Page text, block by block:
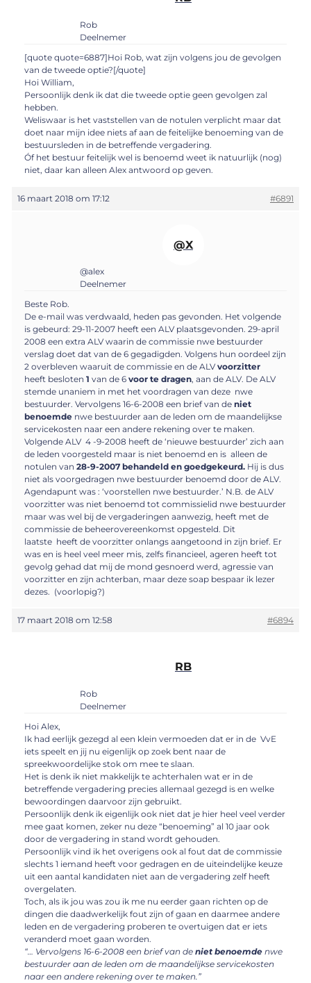
Rob
Deelnemer
[quote quote=6887]Hoi Rob, wat zijn volgens jou de gevolgen
van de tweede optie?[/quote]
Hoi William,
Persoonlijk denk ik dat die tweede optie geen gevolgen zal
hebben.
Weliswaar is het vaststellen van de notulen verplicht maar dat
doet naar mijn idee niets af aan de feitelijke benoeming van de
bestuursleden in de betreffende vergadering.
Óf het bestuur feitelijk wel is benoemd weet ik natuurlijk (nog)
niet, daar kan alleen Alex antwoord op geven.
16 maart 2018 om 17:12 #6891
@X
@alex
Deelnemer
Beste Rob.
De e-mail was verdwaald, heden pas gevonden. Het volgende
is gebeurd: 29-11-2007 heeft een ALV plaatsgevonden. 29-april
2008 een extra ALV waarin de commissie nwe bestuurder
verslag doet dat van de 6 gegadigden. Volgens hun oordeel zijn
2 overbleven waaruit de commissie en de ALV voorzitter
heeft besloten 1 van de 6 voor te dragen, aan de ALV. De ALV
stemde unaniem in met het voordragen van deze nwe
bestuurder. Vervolgens 16-6-2008 een brief van de niet
benoemde nwe bestuurder aan de leden om de maandelijkse
servicekosten naar een andere rekening over te maken.
Volgende ALV 4 -9-2008 heeft de ‘nieuwe bestuurder’ zich aan
de leden voorgesteld maar is niet benoemd en is alleen de
notulen van 28-9-2007 behandeld en goedgekeurd. Hij is dus
niet als voorgedragen nwe bestuurder benoemd door de ALV.
Agendapunt was : ‘voorstellen nwe bestuurder.’ N.B. de ALV
voorzitter was niet benoemd tot commissielid nwe bestuurder
maar was wel bij de vergaderingen aanwezig, heeft met de
commissie de beheerovereenkomst opgesteld. Dit
laatste heeft de voorzitter onlangs aangetoond in zijn brief. Er
was en is heel veel meer mis, zelfs financieel, ageren heeft tot
gevolg gehad dat mij de mond gesnoerd werd, agressie van
voorzitter en zijn achterban, maar deze soap bespaar ik lezer
dezes. (voorlopig?)
17 maart 2018 om 12:58 #6894
RB
Rob
Deelnemer
Hoi Alex,
Ik had eerlijk gezegd al een klein vermoeden dat er in de VvE
iets speelt en jij nu eigenlijk op zoek bent naar de
spreekwoordelijke stok om mee te slaan.
Het is denk ik niet makkelijk te achterhalen wat er in de
betreffende vergadering precies allemaal gezegd is en welke
bewoordingen daarvoor zijn gebruikt.
Persoonlijk denk ik eigenlijk ook niet dat je hier heel veel verder
mee gaat komen, zeker nu deze “benoeming” al 10 jaar ook
door de vergadering in stand wordt gehouden.
Persoonlijk vind ik het overigens ook al fout dat de commissie
slechts 1 iemand heeft voor gedragen en de uiteindelijke keuze
uit een aantal kandidaten niet aan de vergadering zelf heeft
overgelaten.
Toch, als ik jou was zou ik me nu eerder gaan richten op de
dingen die daadwerkelijk fout zijn of gaan en daarmee andere
leden en de vergadering proberen te overtuigen dat er iets
veranderd moet gaan worden.
“… Vervolgens 16-6-2008 een brief van de niet benoemde nwe
bestuurder aan de leden om de maandelijkse servicekosten
naar een andere rekening over te maken.”